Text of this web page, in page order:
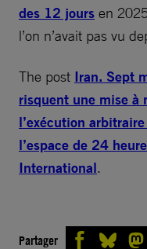
des 12 jours en
l’on n’avait pas vu
The post Iran. Sept
risquent une mise à
l’exécution
l’espace de 24
International.
Partager